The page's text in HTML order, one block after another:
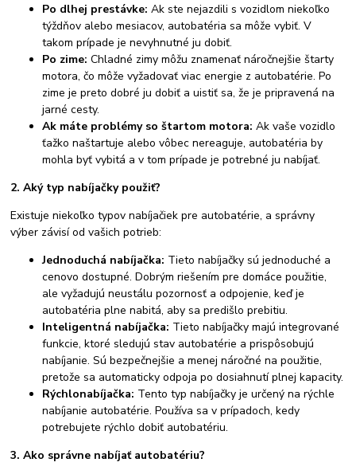
Po dlhej prestávke: Ak ste nejazdili s vozidlom niekoľko
týždňov alebo mesiacov, autobatéria sa môže vybiť. V
takom prípade je nevyhnutné ju dobiť.
Po zime: Chladné zimy môžu znamenať náročnejšie štarty
motora, čo môže vyžadovať viac energie z autobatérie. Po
zime je preto dobré ju dobiť a uistiť sa, že je pripravená na
jarné cesty.
Ak máte problémy so štartom motora: Ak vaše vozidlo
ťažko naštartuje alebo vôbec nereaguje, autobatéria by
mohla byť vybitá a v tom prípade je potrebné ju nabíjať.
2. Aký typ nabíjačky použiť?
Existuje niekoľko typov nabíjačiek pre autobatérie, a správny
výber závisí od vašich potrieb:
Jednoduchá nabíjačka: Tieto nabíjačky sú jednoduché a
cenovo dostupné. Dobrým riešením pre domáce použitie,
ale vyžadujú neustálu pozornosť a odpojenie, keď je
autobatéria plne nabitá, aby sa predišlo prebitiu.
Inteligentná nabíjačka: Tieto nabíjačky majú integrované
funkcie, ktoré sledujú stav autobatérie a prispôsobujú
nabíjanie. Sú bezpečnejšie a menej náročné na použitie,
pretože sa automaticky odpoja po dosiahnutí plnej kapacity.
Rýchlonabíjačka: Tento typ nabíjačky je určený na rýchle
nabíjanie autobatérie. Používa sa v prípadoch, kedy
potrebujete rýchlo dobiť autobatériu.
3. Ako správne nabíjať autobatériu?